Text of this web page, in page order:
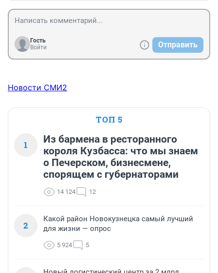
Гость
Войти
Отправить
Новости СМИ2
ТОП 5
1
Из бармена в ресторанного
короля Кузбасса: что мы знаем
о Печерском, бизнесмене,
спорящем с губернаторами
14 124 12
2
Какой район Новокузнецка самый лучший
для жизни — опрос
5 924 5